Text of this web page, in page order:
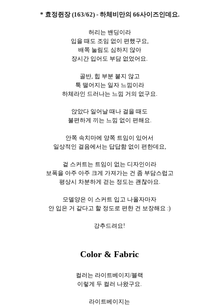
* 효정쥔장 (163/62) - 하체비만의 66사이즈인데요.
허리는 밴딩이라
입을 때도 조임 없이 편했구요,
배쪽 눌림도 심하지 않아
장시간 입어도 부담 없었어요.
골반, 힙 부분 붙지 않고
툭 떨어지는 일자 느낌이라
하체라인 드러나는 느낌 거의 없구요.
앉았다 일어날 때나 걸을 때도
불편하게 끼는 느낌 없이 편해요.
안쪽 속치마에 양쪽 트임이 있어서
일상적인 걸음에서는 답답함 없이 편한데요,
겉 스커트는 트임이 없는 디자인이라
보폭을 아주 아주 크게 가져가는 건 좀 부담스럽고
평상시 차분하게 걷는 정도는 괜찮아요.
모델양은 이 스커트 입고 나올자마자
안 입은 거 같다고 할 정도로 편한 건 보장해요 :)
강추드려요!
Color & Fabric
컬러는 라이트베이지/블랙
이렇게 두 컬러 나왔구요.
라이트베이지는